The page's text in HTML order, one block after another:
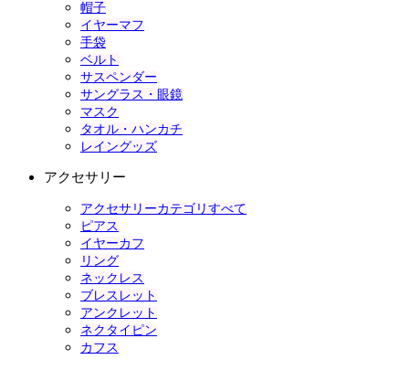
帽子
イヤーマフ
手袋
ベルト
サスペンダー
サングラス・眼鏡
マスク
タオル・ハンカチ
レイングッズ
アクセサリー
アクセサリーカテゴリすべて
ピアス
イヤーカフ
リング
ネックレス
ブレスレット
アンクレット
ネクタイピン
カフス